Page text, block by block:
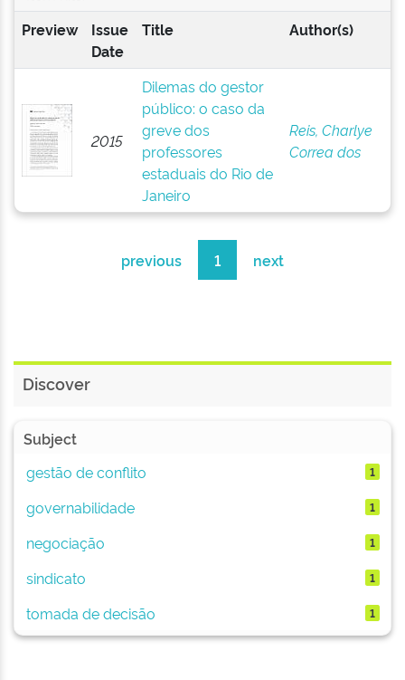
Preview
Issue
Date
Title Author(s)
2015
Dilemas do gestor
público: o caso da
greve dos
professores
estaduais do Rio de
Janeiro
Reis, Charlye
Correa dos
previous 1 next
Discover
Subject
gestão de conflito
1
governabilidade 1
negociação 1
sindicato 1
tomada de decisão 1